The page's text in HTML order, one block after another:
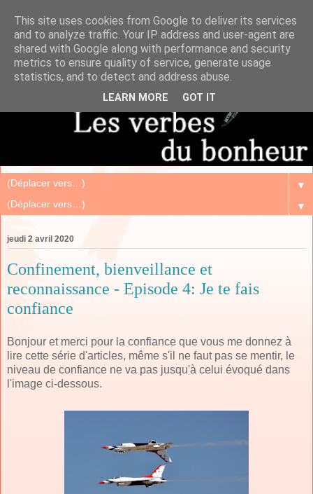
▼
▼
jeudi 2 avril 2020
Confinement, bienveillance et
reconnaissance - Episode 4: Je te fais
confiance
Bonjour et merci pour la confiance que vous me donnez à
lire cette série d'articles, même s'il ne faut pas se mentir, le
niveau de confiance ne va pas jusqu'à celui évoqué dans
l'image ci-dessous.
This site uses cookies from Google to deliver its services
and to analyze traffic. Your IP address and user-agent are
shared with Google along with performance and security
metrics to ensure quality of service, generate usage
statistics, and to detect and address abuse.
LEARN MORE GOT IT